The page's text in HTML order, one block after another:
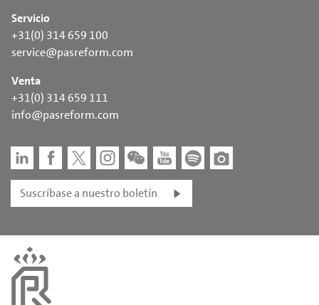
Servicio
+31(0) 314 659 100
service@pasreform.com
Venta
+31(0) 314 659 111
info@pasreform.com
Suscríbase a nuestro boletín